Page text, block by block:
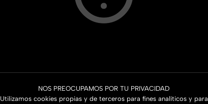
NOS PREOCUPAMOS POR TU PRIVACIDAD
Utilizamos cookies propias y de terceros para fines analíticos y para